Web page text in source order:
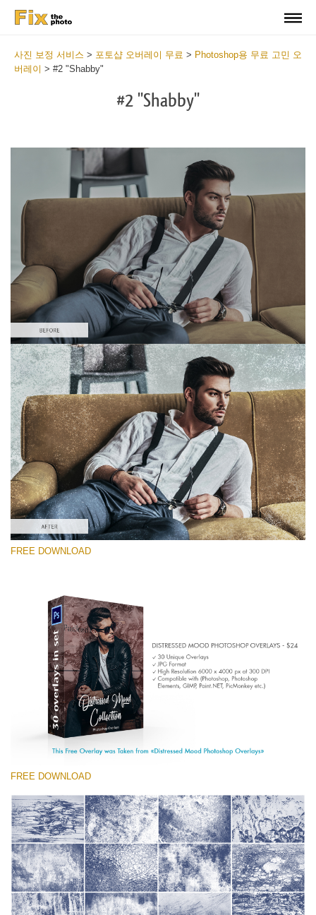
사진 보정 서비스 > 포토샵 오버레이 무료 > Photoshop용 무료 고민 오
버레이 > #2 "Shabby"
#2 "Shabby"
선택 해주세요
Free Photoshop Overlay #2
Small 800*533px
Distressed Mood
(30 Overlays)
Large 6000*4000px
Entire Collection
(1783 Overlays)
Large 6000*4000px
무료 다운로드
FREE DOWNLOAD
FREE DOWNLOAD